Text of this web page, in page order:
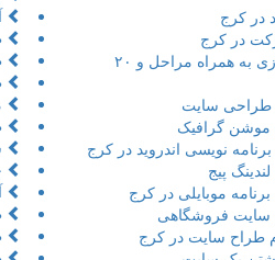
در کرج
در کرج
تور مجازی به همراه مراحل و ۲۰
سایت
گرافیک
نویسی اندروید در کرج
پیج
موبایلی در کرج
فروشگاهی
طراح سایت در کرج